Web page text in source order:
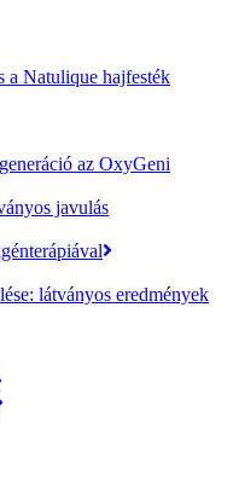
a Natulique hajfesték
az OxyGeni
javulás
látványos eredmények